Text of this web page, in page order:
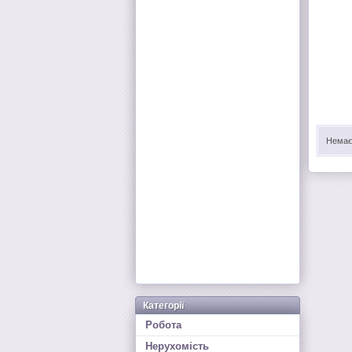
Категорії
Робота
Нерухомість
Немає